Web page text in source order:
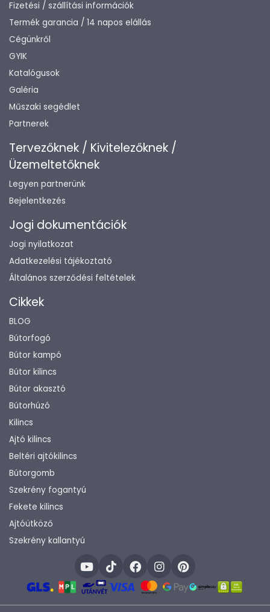
Fizetési / szállítási információk
Termék garancia / 14 napos elállás
Cégünkről
GYIK
Katalógusok
Galéria
Műszaki segédlet
Partnerek
Tervezőknek / Kivitelezőknek /
Üzemeltetőknek
Legyen partnerünk
Bejelentkezés
Jogi dokumentációk
Jogi nyilatkozat
Adatkezelési tájékoztató
Általános szerződési feltételek
Cikkek
BLOG
Bútorfogó
Bútor kampó
Bútor kilincs
Bútor akasztó
Bútorhúzó
Kilincs
Ajtó kilincs
Beltéri ajtókilincs
Bútorgomb
Szekrény fogantyú
Fekete kilincs
Ajtóütköző
Szekrény kallantyú